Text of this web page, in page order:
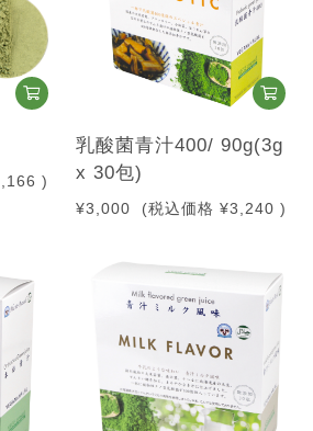
)
乳酸菌青汁400/ 90g(3g
x 30包)
¥3,000 (税込価格 ¥3,240 )